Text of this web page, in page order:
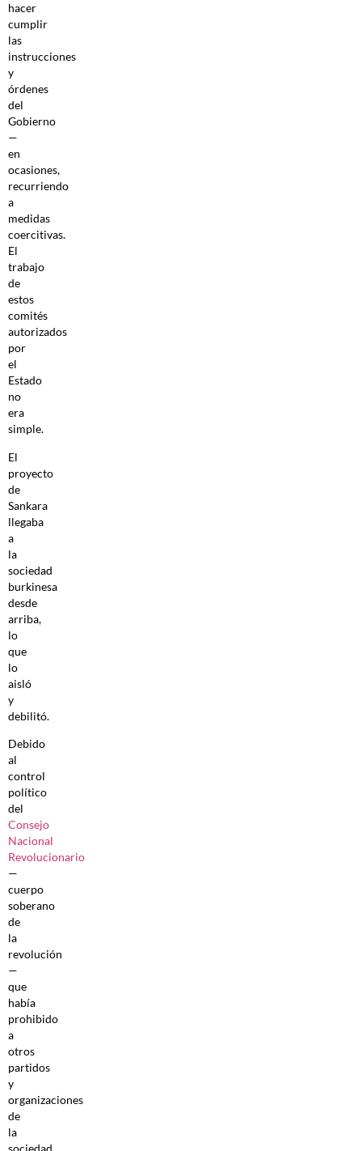
hacer
cumplir
las
instrucciones
y
órdenes
del
Gobierno
—
en
ocasiones,
recurriendo
a
medidas
coercitivas.
El
trabajo
de
estos
comités
autorizados
por
el
Estado
no
era
simple.
El
proyecto
de
Sankara
llegaba
a
la
sociedad
burkinesa
desde
arriba,
lo
que
lo
aisló
y
debilitó.
Debido
al
control
político
del
Consejo
Nacional
Revolucionario
—
cuerpo
soberano
de
la
revolución
—
que
había
prohibido
a
otros
partidos
y
organizaciones
de
la
sociedad